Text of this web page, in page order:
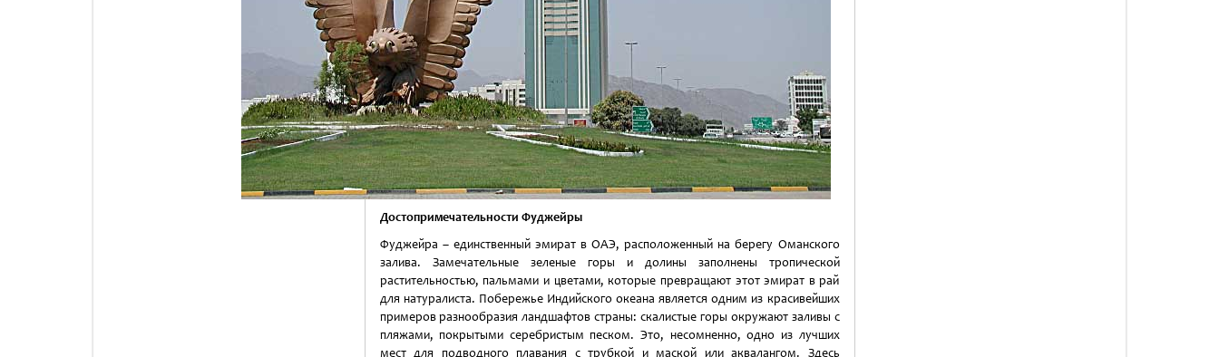
Достопримечательности Фуджейры
Фуджейра – единственный эмират в ОАЭ, расположенный на берегу Оманского
залива. Замечательные зеленые горы и долины заполнены тропической
растительностью, пальмами и цветами, которые превращают этот эмират в рай
для натуралиста. Побережье Индийского океана является одним из красивейших
примеров разнообразия ландшафтов страны: скалистые горы окружают заливы с
пляжами, покрытыми серебристым песком. Это, несомненно, одно из лучших
мест для подводного плавания с трубкой и маской или аквалангом. Здесь